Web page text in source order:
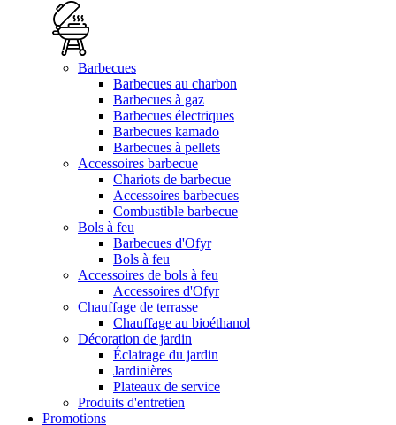
Barbecues
Barbecues au charbon
Barbecues à gaz
Barbecues électriques
Barbecues kamado
Barbecues à pellets
Accessoires barbecue
Chariots de barbecue
Accessoires barbecues
Combustible barbecue
Bols à feu
Barbecues d'Ofyr
Bols à feu
Accessoires de bols à feu
Accessoires d'Ofyr
Chauffage de terrasse
Chauffage au bioéthanol
Décoration de jardin
Éclairage du jardin
Jardinières
Plateaux de service
Produits d'entretien
Promotions